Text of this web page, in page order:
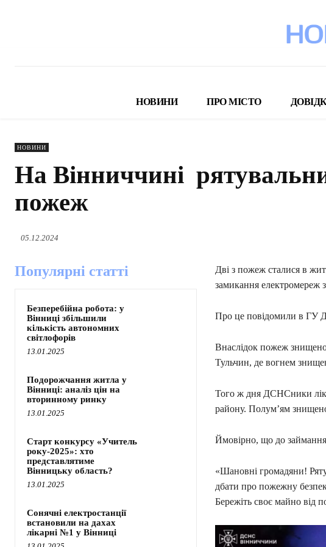
НОВИНИ ПРО МІСТО
НОВИНИ
На Вінниччині
пожеж
05.12.2024
Популярні статті
Безперебійна робота: у
Вінниці збільшили
кількість автономних
світлофорів
13.01.2025
Подорожчання житла у
Вінниці: аналіз цін на
вторинному ринку
13.01.2025
Старт конкурсу «Учитель
року-2025»: хто
представлятиме
Вінницьку область?
13.01.2025
Сонячні електростанції
встановили на дахах
лікарні №1 у Вінниці
Дві з пожеж сталися в
замикання електромереж
Про це повідомили в ГУ
Внаслідок пожеж
Тульчин, де вогнем
Того ж дня ДСНСники
району. Полум’ям
Ймовірно, що до
«Шановні громадяни!
дбати про пожежну
Бережіть своє майно від